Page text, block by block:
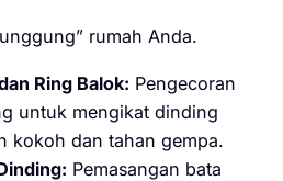
rumah Anda.
Ring Balok: Pengecoran
untuk mengikat dinding
kokoh dan tahan gempa.
Pemasangan bata